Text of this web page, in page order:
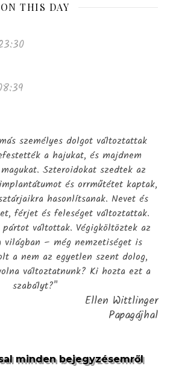
ON THIS DAY
személyes dolgot változtattak
a hajukat, és majdnem
Szteroidokat szedtek az
és orrműtétet kaptak,
hasonlítsanak. Nevet és
férjet és feleséget változtattak.
váltottak. Végigköltöztek az
világban – még nemzetiséget is
a nem az egyetlen szent dolog,
változtatnunk? Ki hozta ezt a
szabályt?"
Ellen Wittlinger
Papagájhal
minden bejegyzésemről